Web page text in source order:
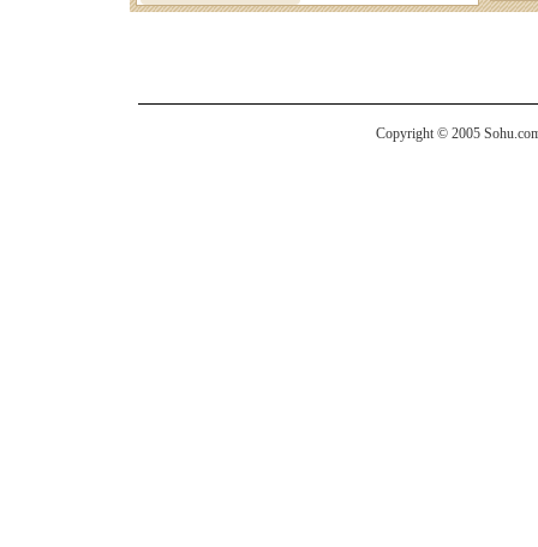
Copyright © 2005